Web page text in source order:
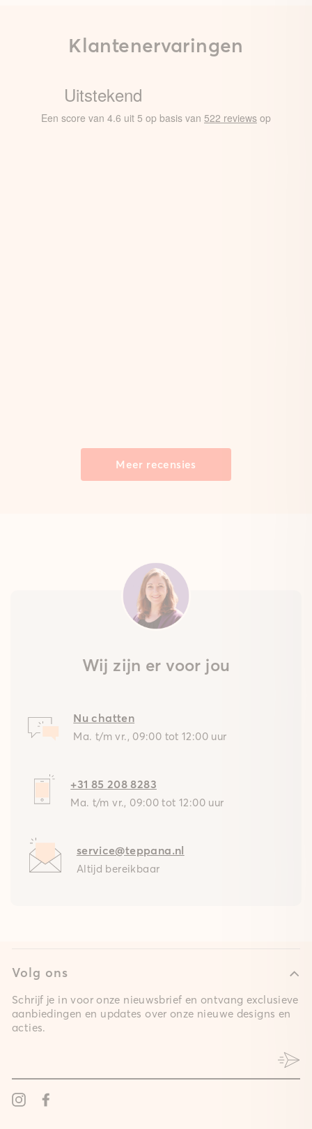
Klantenervaringen
Meer recensies
Wij zijn er voor jou
Nu chatten
Ma. t/m vr., 09:00 tot 12:00 uur
+31 85 208 8283
Ma. t/m vr., 09:00 tot 12:00 uur
service@teppana.nl
Altijd bereikbaar
Volg ons
Schrijf je in voor onze nieuwsbrief en ontvang exclusieve
aanbiedingen en updates over onze nieuwe designs en
acties.
Instagram